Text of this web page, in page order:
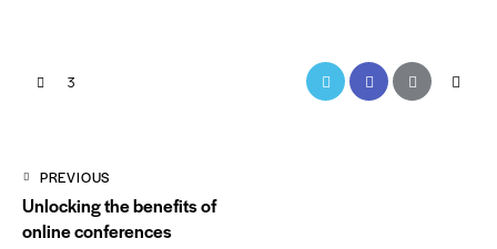
3
PREVIOUS
Unlocking the benefits of
online conferences